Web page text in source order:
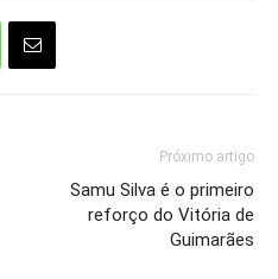
Próximo artigo
Samu Silva é o primeiro
reforço do Vitória de
Guimarães